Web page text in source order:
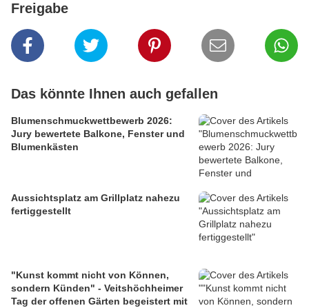
Freigabe
Das könnte Ihnen auch gefallen
Blumenschmuckwettbewerb 2026:
Jury bewertete Balkone, Fenster und
Blumenkästen
Aussichtsplatz am Grillplatz nahezu
fertiggestellt
"Kunst kommt nicht von Können,
sondern Künden" - Veitshöchheimer
Tag der offenen Gärten begeistert mit